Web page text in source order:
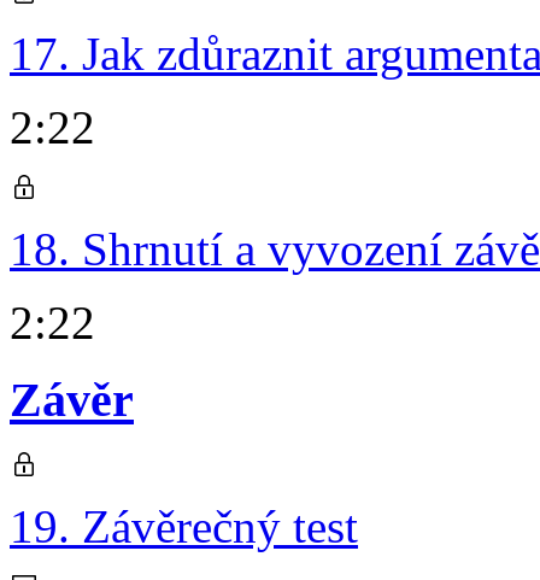
17. Jak zdůraznit
2:22
18. Shrnutí a vyvození
2:22
Závěr
19. Závěrečný test